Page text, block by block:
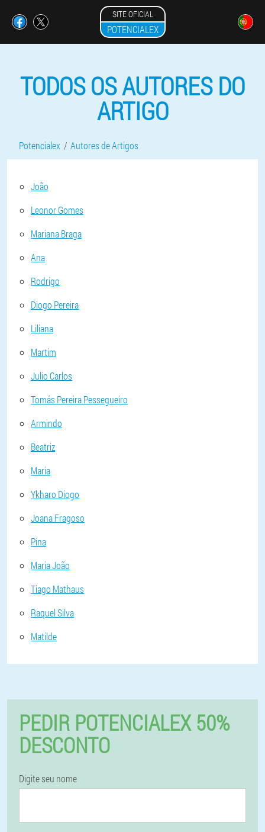
SITE OFICIAL
POTENCIALEX
TODOS OS AUTORES DO
ARTIGO
Potencialex Autores de Artigos
João
Leonor Gomes
Mariana Braga
Ana
Rodrigo
Diogo Pereira
Liliana
Martim
Julio Carlos
Tomás Pereira Pessegueiro
Armindo
Beatriz
Maria
Ykharo Diogo
Joana Fragoso
Pina
Maria João
Tiago Mathaus
Raquel Silva
Matilde
PEDIR POTENCIALEX 50%
DESCONTO
Digite seu nome